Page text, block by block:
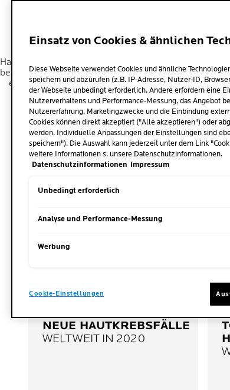
JEDER KANN
Hautkrebs kann Menschen jeden Alters, jeder
betreffen. Menschen mit hellem Phototyp, über 50
einem höheren Risiko ausgesetzt. Die Exposition
künstliche Quellen) ist ein Hauptauslöser für die
Fakten:
NEUE HAUTKREBSFÄLLE
WELTWEIT IN 2020
Einsatz von Cookies & ähnlichen
Diese Webseite verwendet Cookies und ähnliche
speichern und abzurufen (z.B. IP-Adresse, Nutzer-ID,
der Webseite unbedingt erforderlich. Andere erfordern eine
Nutzerverhaltens und Performance-Messung, das Angebot
Nutzererfahrung, Marketingzwecke und die Einbindung
Cookies können direkt akzeptiert ("Alle akzeptieren") oder
werden. Individuelle Anpassungen der Einstellungen sind
speichern"). Die Auswahl kann jederzeit unter dem Link
weitere Informationen s. unsere Datenschutzinformationen.
Datenschutzinformationen Impressum
Unbedingt erforderlich
Analyse und Performance-Messung
Werbung
Cookie-Einstellungen